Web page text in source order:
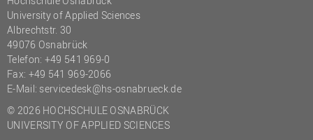
Präsidialbüro
Professional School
Projekte des Präsidiums
Projektmanagement Office
(PMO)
Prozessmanagement
Recht
University of Applied Sciences
Albrechtstr. 30
49076 Osnabrück
Telefon: +49 541 969-0
Fax: +49 541 969-2066
E-Mail: servicedesk@hs-osnabrueck.de
© 2026 HOCHSCHULE OSNABRÜCK
UNIVERSITY OF APPLIED SCIENCES